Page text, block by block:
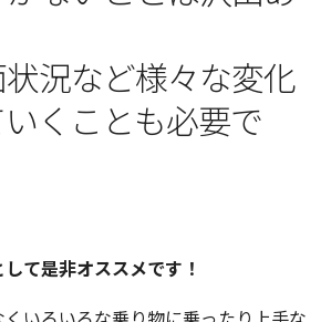
況など様々な変化
くことも必要で
て是非オススメです！